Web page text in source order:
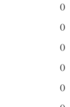
()
()
()
()
()